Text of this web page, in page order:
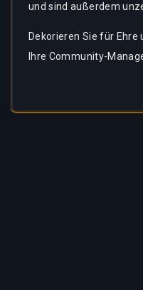
und sind außerdem
Dekorieren Sie für Ehre
Ihre Community-